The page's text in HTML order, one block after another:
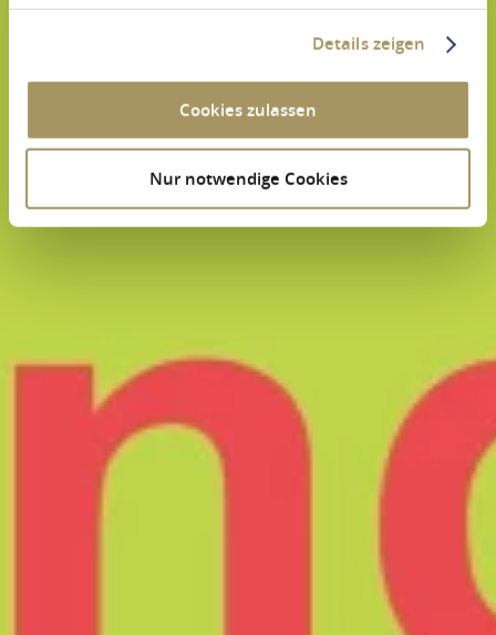
Details zeigen
Cookies zulassen
Nur notwendige Cookies